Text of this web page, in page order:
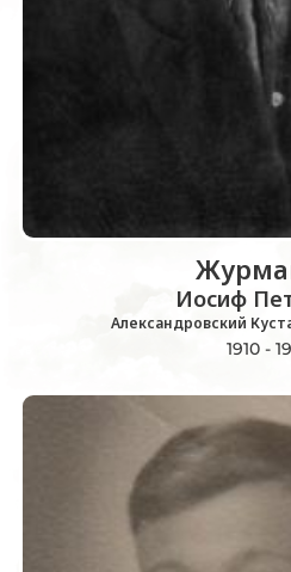
Иосиф
Александровский
1910 -